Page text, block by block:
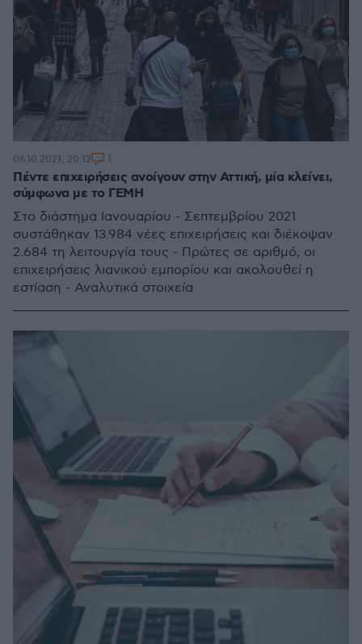
Πέντε επιχειρήσεις ανοίγουν στην Αττική, μία κλείνει,
σύμφωνα με το ΓΕΜΗ
Στο διάστημα Ιανουαρίου - Σεπτεμβρίου 2021
συστάθηκαν 13.984 νέες επιχειρήσεις και διέκοψαν
2.684 τη λειτουργία τους - Πρώτες σε αριθμό, οι
επιχειρήσεις λιανικού εμπορίου και ακολουθεί η
εστίαση - Αναλυτικά στοιχεία
06.10.2021, 20:12 1